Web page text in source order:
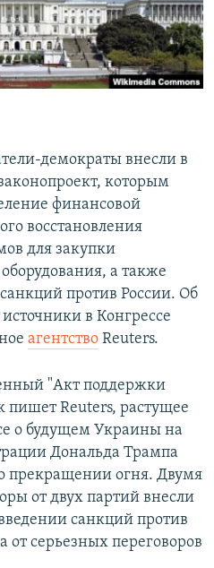
демократы внесли в
которым
финансовой
восстановления
для закупки
а также
против России. Об
в Конгрессе
агентство Reuters.
"Акт поддержки
пишет Reuters, растущее
о будущем Украины на
Дональда Трампа
прекращении огня. Двумя
от двух партий внесли
санкций против
от серьезных переговоров